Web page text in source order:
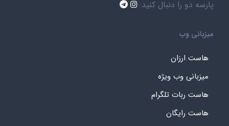
پارسه دو را دنبال کنید:
میزبانی وب
هاست ارزان
میزبانی وب ویژه
هاست ربات تلگرام
هاست رایگان